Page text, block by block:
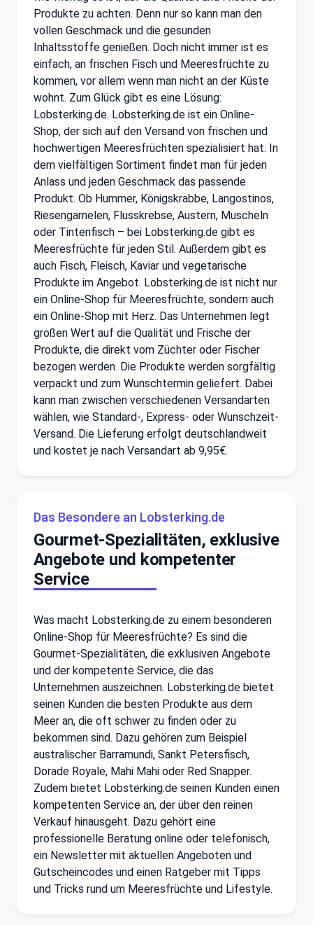
Produkte zu achten. Denn nur so kann man den
vollen Geschmack und die gesunden
Inhaltsstoffe genießen. Doch nicht immer ist es
einfach, an frischen Fisch und Meeresfrüchte zu
kommen, vor allem wenn man nicht an der Küste
wohnt. Zum Glück gibt es eine Lösung:
Lobsterking.de. Lobsterking.de ist ein Online-
Shop, der sich auf den Versand von frischen und
hochwertigen Meeresfrüchten spezialisiert hat. In
dem vielfältigen Sortiment findet man für jeden
Anlass und jeden Geschmack das passende
Produkt. Ob Hummer, Königskrabbe, Langostinos,
Riesengarnelen, Flusskrebse, Austern, Muscheln
oder Tintenfisch – bei Lobsterking.de gibt es
Meeresfrüchte für jeden Stil. Außerdem gibt es
auch Fisch, Fleisch, Kaviar und vegetarische
Produkte im Angebot. Lobsterking.de ist nicht nur
ein Online-Shop für Meeresfrüchte, sondern auch
ein Online-Shop mit Herz. Das Unternehmen legt
großen Wert auf die Qualität und Frische der
Produkte, die direkt vom Züchter oder Fischer
bezogen werden. Die Produkte werden sorgfältig
verpackt und zum Wunschtermin geliefert. Dabei
kann man zwischen verschiedenen Versandarten
wählen, wie Standard-, Express- oder Wunschzeit-
Versand. Die Lieferung erfolgt deutschlandweit
und kostet je nach Versandart ab 9,95€.
Das Besondere an Lobsterking.de
Gourmet-Spezialitäten, exklusive
Angebote und kompetenter
Service
Was macht Lobsterking.de zu einem besonderen
Online-Shop für Meeresfrüchte? Es sind die
Gourmet-Spezialitäten, die exklusiven Angebote
und der kompetente Service, die das
Unternehmen auszeichnen. Lobsterking.de bietet
seinen Kunden die besten Produkte aus dem
Meer an, die oft schwer zu finden oder zu
bekommen sind. Dazu gehören zum Beispiel
australischer Barramundi, Sankt Petersfisch,
Dorade Royale, Mahi Mahi oder Red Snapper.
Zudem bietet Lobsterking.de seinen Kunden einen
kompetenten Service an, der über den reinen
Verkauf hinausgeht. Dazu gehört eine
professionelle Beratung online oder telefonisch,
ein Newsletter mit aktuellen Angeboten und
Gutscheincodes und einen Ratgeber mit Tipps
und Tricks rund um Meeresfrüchte und Lifestyle.